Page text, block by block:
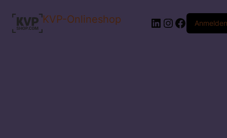
KVP-Onlineshop LinkedIn
Instagram
Anmelden